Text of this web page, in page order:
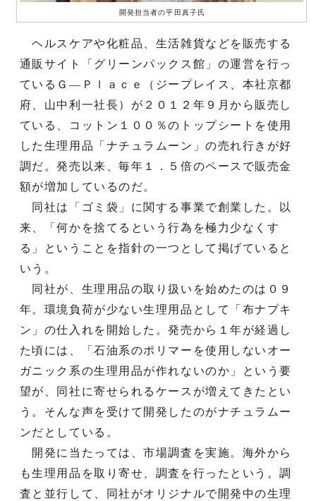
開発担当者の平田真子氏
ヘルスケアや化粧品、生活雑貨などを販売する
通販サイト「グリーンパックス館」の運営を行っ
ているＧ―Ｐｌａｃｅ（ジープレイス、本社京都
府、山中利一社長）が２０１２年９月から販売し
ている、コットン１００％のトップシートを使用
した生理用品「ナチュラムーン」の売れ行きが好
調だ。発売以来、毎年１．５倍のペースで販売金
額が増加しているのだ。
同社は「ゴミ袋」に関する事業で創業した。以
来、「何かを捨てるという行為を極力少なくす
る」ということを指針の一つとして掲げていると
いう。
同社が、生理用品の取り扱いを始めたのは０９
年。環境負荷が少ない生理用品として「布ナプキ
ン」の仕入れを開始した。発売から１年が経過し
た頃には、「石油系のポリマーを使用しないオー
ガニック系の生理用品が作れないのか」という要
望が、同社に寄せられるケースが増えてきたとい
う。そんな声を受けて開発したのがナチュラムー
ンだとしている。
開発に当たっては、市場調査を実施。海外から
も生理用品を取り寄せ、調査を行ったという。調
査と並行して、同社がオリジナルで開発中の生理